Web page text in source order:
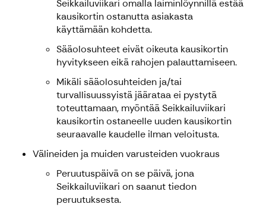
Seikkailuviikari omalla laiminlöynnillä estää
kausikortin ostanutta asiakasta
käyttämään kohdetta.
Sääolosuhteet eivät oikeuta kausikortin
hyvitykseen eikä rahojen palauttamiseen.
Mikäli sääolosuhteiden ja/tai
turvallisuussyistä jäärataa ei pystytä
toteuttamaan, myöntää Seikkailuviikari
kausikortin ostaneelle uuden kausikortin
seuraavalle kaudelle ilman veloitusta.
Välineiden ja muiden varusteiden vuokraus
Peruutuspäivä on se päivä, jona
Seikkailuviikari on saanut tiedon
peruutuksesta.